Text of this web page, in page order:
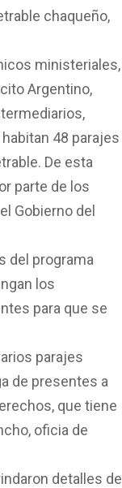
chaqueño,
ministeriales,
Argentino,
48 parajes
De esta
parte de los
Gobierno del
del programa
los
para que se
parajes
de presentes a
que tiene
oficia de
detalles de